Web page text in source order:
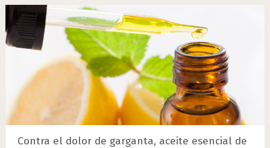
Contra el dolor de garganta, aceite esencial de